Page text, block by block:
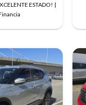
ESTADO! |